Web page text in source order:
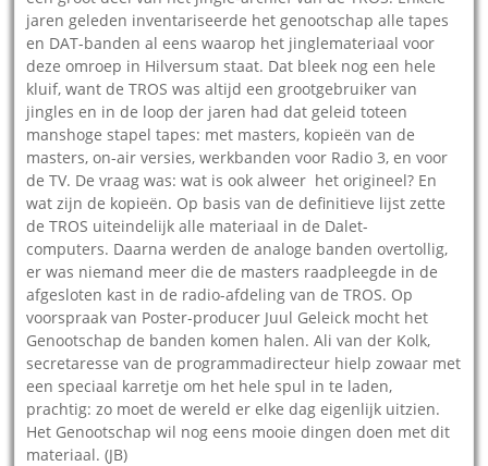
jaren geleden inventariseerde het genootschap alle tapes
en DAT-banden al eens waarop het jinglemateriaal voor
deze omroep in Hilversum staat. Dat bleek nog een hele
kluif, want de TROS was altijd een grootgebruiker van
jingles en in de loop der jaren had dat geleid toteen
manshoge stapel tapes: met masters, kopieën van de
masters, on-air versies, werkbanden voor Radio 3, en voor
de TV. De vraag was: wat is ook alweer het origineel? En
wat zijn de kopieën. Op basis van de definitieve lijst zette
de TROS uiteindelijk alle materiaal in de Dalet-
computers. Daarna werden de analoge banden overtollig,
er was niemand meer die de masters raadpleegde in de
afgesloten kast in de radio-afdeling van de TROS. Op
voorspraak van Poster-producer Juul Geleick mocht het
Genootschap de banden komen halen. Ali van der Kolk,
secretaresse van de programmadirecteur hielp zowaar met
een speciaal karretje om het hele spul in te laden,
prachtig: zo moet de wereld er elke dag eigenlijk uitzien.
Het Genootschap wil nog eens mooie dingen doen met dit
materiaal. (JB)